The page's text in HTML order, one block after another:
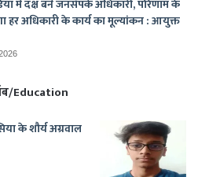
में दक्ष बनें जनसंपर्क अधिकारी, परिणाम के
हर अधिकारी के कार्य का मूल्यांकन : आयुक्त
Education
के शौर्य अग्रवाल